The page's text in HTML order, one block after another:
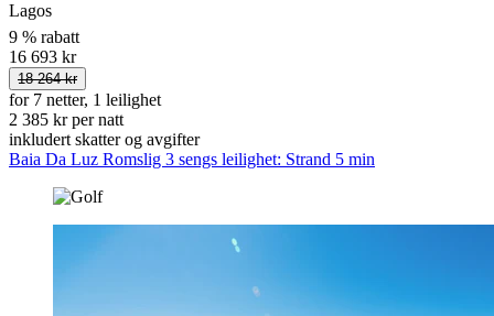
Lagos
9 % rabatt
16 693 kr
18 264 kr
for 7 netter, 1 leilighet
2 385 kr per natt
inkludert skatter og avgifter
Baia Da Luz Romslig 3 sengs leilighet: Strand 5 min